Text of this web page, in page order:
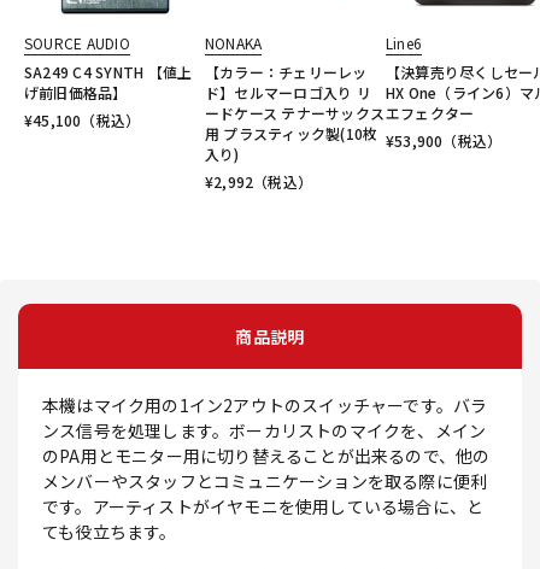
SOURCE AUDIO
SA249 C4 SYNTH 【値上
げ前旧価格品】
¥45,100 （税込）
NONAKA
【カラー：チェリーレッ
ド】セルマーロゴ入り リ
ードケース テナーサックス
用 プラスティック製(10枚
入り)
¥2,992 （税込）
Line6
【決算売り尽くしセー
HX One（ライン6）マ
エフェクター
¥53,900 （税込）
商品説明
本機はマイク用の1イン2アウトのスイッチャーです。バラ
ンス信号を処理します。ボーカリストのマイクを、メイン
のPA用とモニター用に切り替えることが出来るので、他の
メンバーやスタッフとコミュニケーションを取る際に便利
です。アーティストがイヤモニを使用している場合に、と
ても役立ちます。